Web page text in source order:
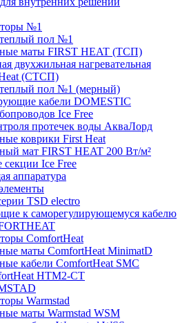
№1
пол №1
маты FIRST HEAT (ТСП)
двухжильная нагревательная
(СТСП)
пол №1 (мерный)
кабели DOMESTIC
Ice Free
протечек воды АкваЛорд
коврики First Heat
мат FIRST HEAT 200 Вт/м²
секции Ice Free
аппаратура
TSD electro
к саморегулирующемуся кабелю
ComfortHeat
маты ComfortHeat MinimatD
кабели ComfortHeat SMC
HTM2-CT
Warmstad
маты Warmstad WSM